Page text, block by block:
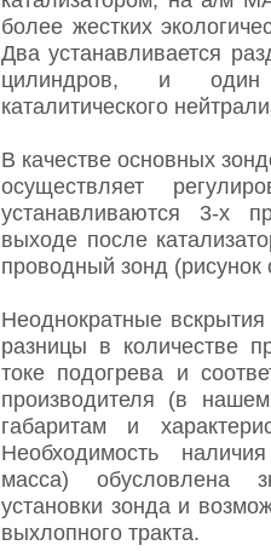
более жестких
Два устанавливается
цилиндров, и один
каталитического
В качестве основных
осуществляет
устанавливаются 3-х
выходе после
проводный зонд (рисунок
Неоднократные
разницы в количестве
токе подогрева и
производителя (в
габаритам и
Необходимость
масса) обусловлена
установки зонда и
выхлопного тракта.